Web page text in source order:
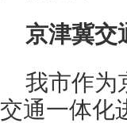
京津冀交
我市作为
交通一体化